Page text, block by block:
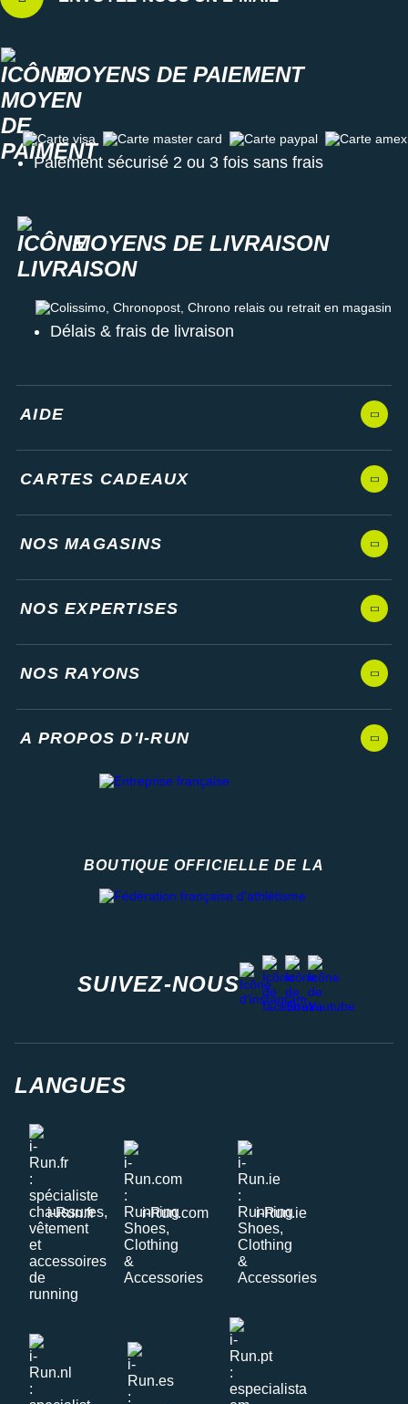
MOYENS DE PAIEMENT
Carte visa Carte master card Carte paypal Carte amex
Paiement sécurisé 2 ou 3 fois sans frais
MOYENS DE LIVRAISON
Colissimo, Chronopost, Chrono relais ou retrait en magasin
Délais & frais de livraison
AIDE
CARTES CADEAUX
NOS MAGASINS
NOS EXPERTISES
NOS RAYONS
A PROPOS D'I-RUN
BOUTIQUE OFFICIELLE DE LA
SUIVEZ-NOUS
instagram
facebook
stravayoutube
LANGUES
i-Run.fr i-Run.com i-Run.ie